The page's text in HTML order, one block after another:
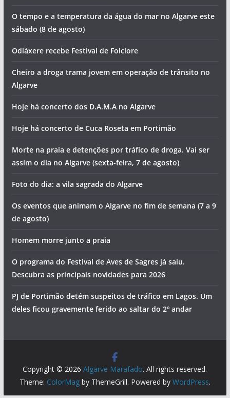
O tempo e a temperatura da água do mar no Algarve este
sábado (8 de agosto)
Odiáxere recebe Festival de Folclore
Cheiro a droga trama jovem em operação de trânsito no
Algarve
Hoje há concerto dos D.A.M.A no Algarve
Hoje há concerto de Cuca Roseta em Portimão
Morte na praia e detenções por tráfico de droga. Vai ser
assim o dia no Algarve (sexta-feira, 7 de agosto)
Foto do dia: a vila sagrada do Algarve
Os eventos que animam o Algarve no fim de semana (7 a 9
de agosto)
Homem morre junto a praia
O programa do Festival de Aves de Sagres já saiu.
Descubra as principais novidades para 2026
PJ de Portimão detém suspeitos de tráfico em Lagos. Um
deles ficou gravemente ferido ao saltar do 2º andar
Copyright © 2026Algarve Marafado. All rights reserved.
Theme: ColorMagby ThemeGrill. Powered by WordPress.